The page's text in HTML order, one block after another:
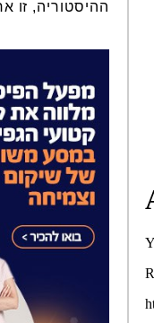
ההיסטוריה, זו